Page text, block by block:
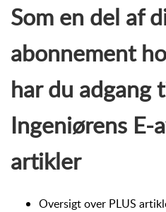
Som en del af
abonnement
har du adgang
Ingeniørens E-
artikler
Oversigt over PLUS